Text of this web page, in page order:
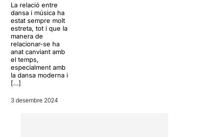
La relació entre
dansa i música ha
estat sempre molt
estreta, tot i que la
manera de
relacionar-se ha
anat canviant amb
el temps,
especialment amb
la dansa moderna i
[…]
3 desembre 2024